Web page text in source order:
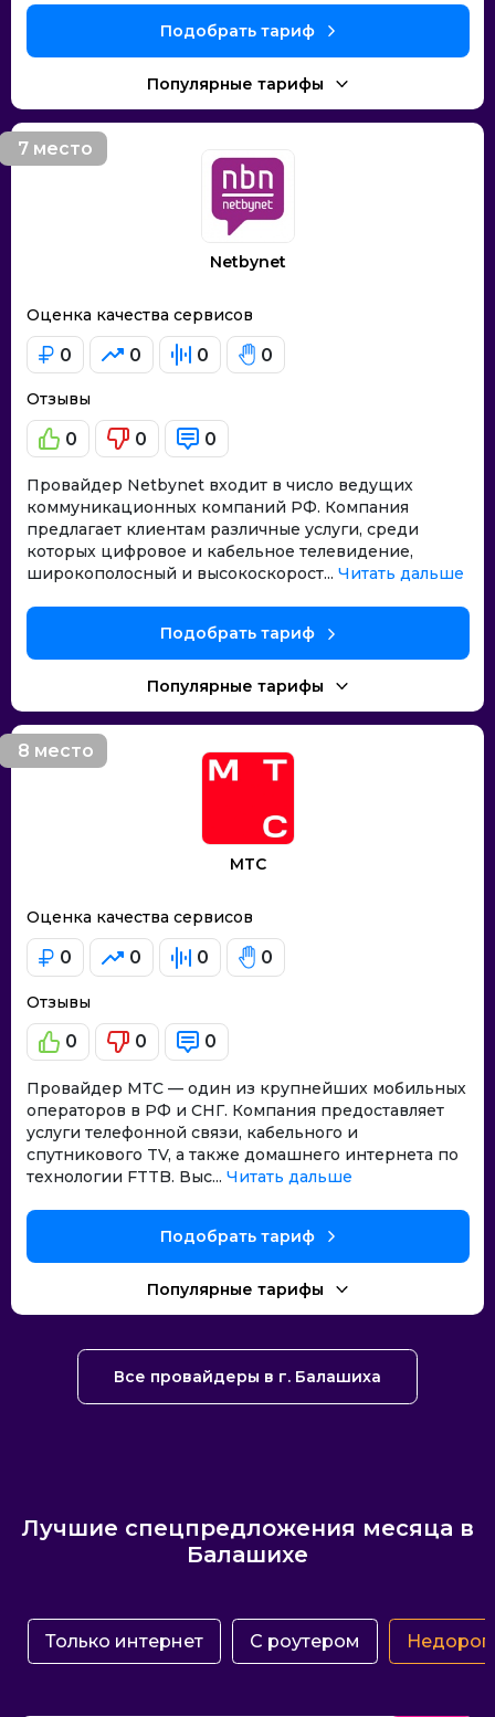
Подобрать тариф
Популярные тарифы
7 место
Netbynet
Оценка качества сервисов
0 0 0 0
Отзывы
0 0 0
Провайдер Netbynet входит в число ведущих
коммуникационных компаний РФ. Компания
предлагает клиентам различные услуги, среди
которых цифровое и кабельное телевидение,
широкополосный и высокоскорост... Читать дальше
Подобрать тариф
Популярные тарифы
8 место
МТС
Оценка качества сервисов
0 0 0 0
Отзывы
0 0 0
Провайдер МТС — один из крупнейших мобильных
операторов в РФ и СНГ. Компания предоставляет
услуги телефонной связи, кабельного и
спутникового TV, а также домашнего интернета по
технологии FTTB. Выс... Читать дальше
Подобрать тариф
Популярные тарифы
Все провайдеры в г. Балашиха
Лучшие спецпредложения месяца в
Балашихе
Только интернет С роутером